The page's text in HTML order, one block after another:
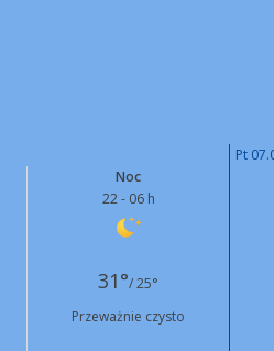
Pt
Noc
22 - 06 h
31°/ 25°
Przeważnie czysto